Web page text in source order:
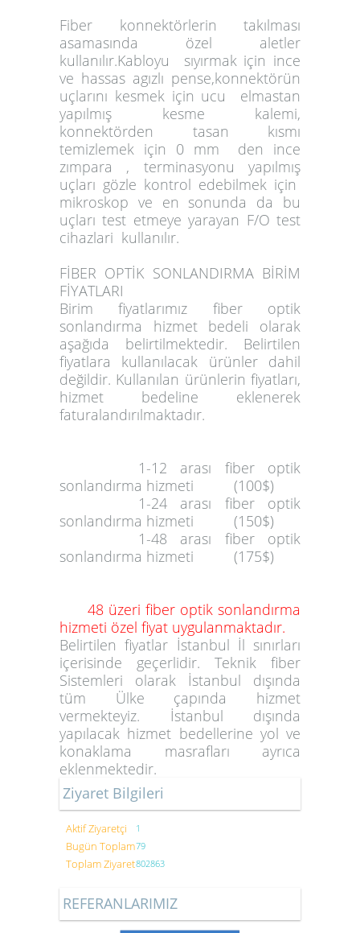
Fiber konnektörlerin takılması
asamasında özel aletler
kullanılır.Kabloyu sıyırmak için ince
ve hassas agızlı pense,konnektörün
uçlarını kesmek için ucu elmastan
yapılmış kesme kalemi,
konnektörden tasan kısmı
temizlemek için 0 mm den ince
zımpara , terminasyonu yapılmış
uçları gözle kontrol edebilmek için
mikroskop ve en sonunda da bu
uçları test etmeye yarayan F/O test
cihazlari kullanılır.
FİBER OPTİK SONLANDIRMA BİRİM
FİYATLARI
Birim fiyatlarımız fiber optik
sonlandırma hizmet bedeli olarak
aşağıda belirtilmektedir. Belirtilen
fiyatlara kullanılacak ürünler dahil
değildir. Kullanılan ürünlerin fiyatları,
hizmet bedeline eklenerek
faturalandırılmaktadır.
1-12 arası fiber optik
sonlandırma hizmeti (100$)
1-24 arası fiber optik
sonlandırma hizmeti (150$)
1-48 arası fiber optik
sonlandırma hizmeti (175$)
48 üzeri fiber optik sonlandırma
hizmeti özel fiyat uygulanmaktadır.
Belirtilen fiyatlar İstanbul İl sınırları
içerisinde geçerlidir. Teknik fiber
Sistemleri olarak İstanbul dışında
tüm Ülke çapında hizmet
vermekteyiz. İstanbul dışında
yapılacak hizmet bedellerine yol ve
konaklama masrafları ayrıca
eklenmektedir.
Ziyaret Bilgileri
Aktif Ziyaretçi 1
Bugün Toplam79
Toplam Ziyaret802863
REFERANLARIMIZ